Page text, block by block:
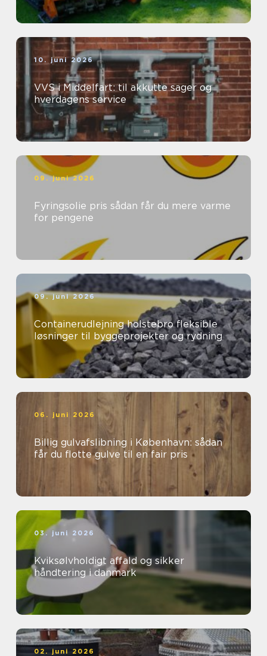
10. juni 2026
VVS i Middelfart: til akkutte sager og
hverdagens service
09. juni 2026
Fyringsolie pris sådan får du mere varme
for pengene
09. juni 2026
Containerudlejning holstebro fleksible
løsninger til byggeprojekter og rydning
06. juni 2026
Billig gulvafslibning i København: sådan
får du flotte gulve til en fair pris
03. juni 2026
Kviksølvholdigt affald og sikker
håndtering i danmark
02. juni 2026